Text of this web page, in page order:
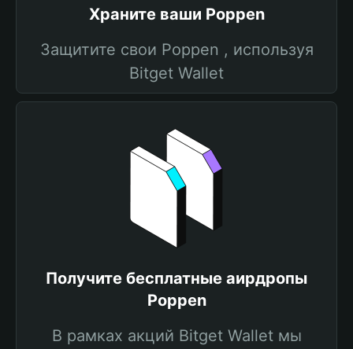
Храните ваши Poppen
Защитите свои Poppen , используя
Bitget Wallet
Получите бесплатные аирдропы
Poppen
В рамках акций Bitget Wallet мы